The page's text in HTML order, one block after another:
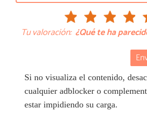
Tu valoración: ¿Qué te ha
Si no visualiza el contenido,
cualquier adblocker o
estar impidiendo su carga.